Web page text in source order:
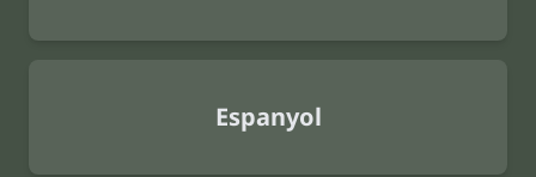
Espanyol